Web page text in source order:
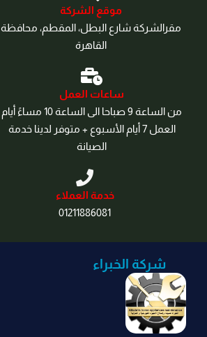
موقع الشركة
مقرالشركة شارع البطل، المقطم، محافظة
القاهرة‬
ساعات العمل
من الساعة 9 صباحا الى الساعة 10 مساءً أيام
العمل 7 أيام الأسبوع + متوفر لدينا خدمة
الصيانة
خدمة العملاء
01211886081
شركة الخبراء